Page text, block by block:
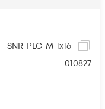
SNR-PLC-M-1x16
010827